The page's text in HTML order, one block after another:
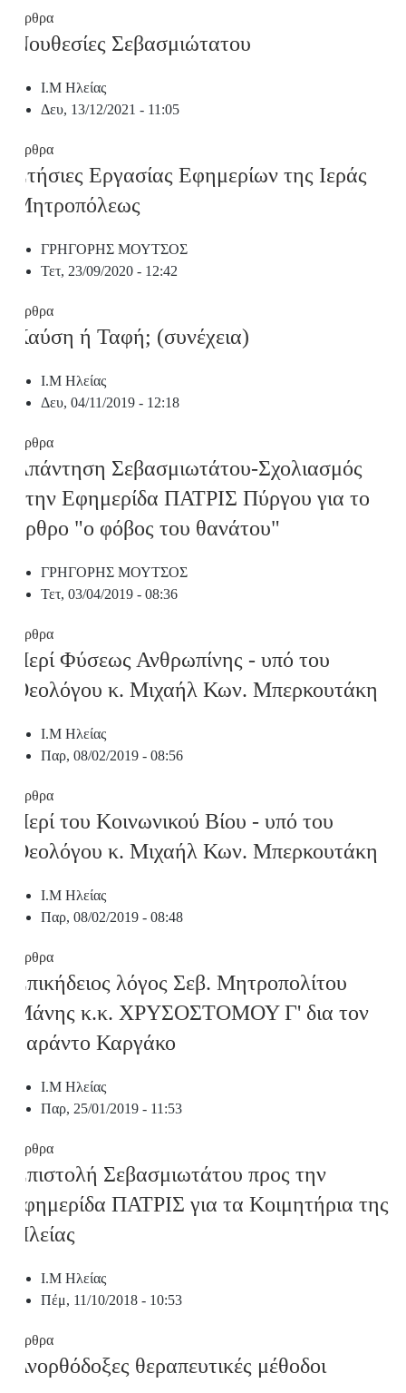
Άρθρα
Νουθεσίες Σεβασμιώτατου
Ι.Μ Ηλείας
Δευ, 13/12/2021 - 11:05
Άρθρα
Ετήσιες Εργασίας Εφημερίων της Ιεράς
Μητροπόλεως
ΓΡΗΓΟΡΗΣ ΜΟΥΤΣΟΣ
Τετ, 23/09/2020 - 12:42
Άρθρα
Καύση ή Ταφή; (συνέχεια)
Ι.Μ Ηλείας
Δευ, 04/11/2019 - 12:18
Άρθρα
Απάντηση Σεβασμιωτάτου-Σχολιασμός
στην Εφημερίδα ΠΑΤΡΙΣ Πύργου για το
άρθρο "ο φόβος του θανάτου"
ΓΡΗΓΟΡΗΣ ΜΟΥΤΣΟΣ
Τετ, 03/04/2019 - 08:36
Άρθρα
Περί Φύσεως Ανθρωπίνης - υπό του
Θεολόγου κ. Μιχαήλ Κων. Μπερκουτάκη
Ι.Μ Ηλείας
Παρ, 08/02/2019 - 08:56
Άρθρα
Περί του Κοινωνικού Βίου - υπό του
Θεολόγου κ. Μιχαήλ Κων. Μπερκουτάκη
Ι.Μ Ηλείας
Παρ, 08/02/2019 - 08:48
Άρθρα
Επικήδειος λόγος Σεβ. Μητροπολίτου
Μάνης κ.κ. ΧΡΥΣΟΣΤΟΜΟΥ Γ' δια τον
Σαράντο Καργάκο
Ι.Μ Ηλείας
Παρ, 25/01/2019 - 11:53
Άρθρα
Επιστολή Σεβασμιωτάτου προς την
εφημερίδα ΠΑΤΡΙΣ για τα Κοιμητήρια της
Ηλείας
Ι.Μ Ηλείας
Πέμ, 11/10/2018 - 10:53
Άρθρα
Ανορθόδοξες θεραπευτικές μέθοδοι